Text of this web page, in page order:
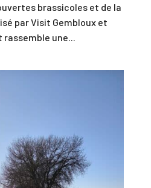
brassicoles et de la
par Visit Gembloux et
une...